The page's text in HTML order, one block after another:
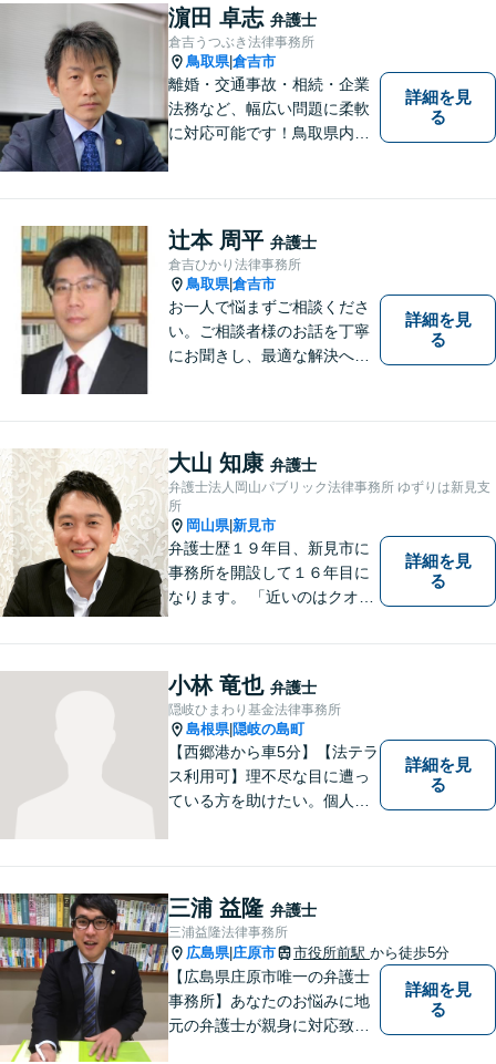
濵田 卓志 弁護士
倉吉うつぶき法律事務所
鳥取県|倉吉市
離婚・交通事故・相続・企業
法務など、幅広い問題に柔軟
に対応可能です！鳥取県内の
をしてもいいのか」と迷われ
ている方も、お気軽にご相談
ください！【駐車場有】
詳細を見
る
辻本 周平 弁護士
倉吉ひかり法律事務所
鳥取県|倉吉市
お一人で悩まずご相談くださ
い。ご相談者様のお話を丁寧
にお聞きし、最適な解決へと
詳細を見
る
大山 知康 弁護士
弁護士法人岡山パブリック法律事務所 ゆずりは新見支
所
岡山県|新見市
弁護士歴１９年目、新見市に
事務所を開設して１６年目に
なります。 「近いのはクオリ
皆さまに距離的にも精神的に
も「近い」法律事務所となれ
るよう職員一同頑張っていま
す。 お気軽にお問い合わせく
ださい。
詳細を見
る
小林 竜也 弁護士
隠岐ひまわり基金法律事務所
島根県|隠岐の島町
【西郷港から車5分】【法テラ
ス利用可】理不尽な目に遭っ
ている方を助けたい。個人・
え込むことなく、まずはお気
軽にご相談ください。【電話
相談可】
詳細を見
る
三浦 益隆 弁護士
三浦益隆法律事務所
広島県| 庄原市 市役所前駅 から徒歩5分
【広島県庄原市唯一の弁護士
事務所】あなたのお悩みに地
元の弁護士が親身に対応致し
詳細を見
る